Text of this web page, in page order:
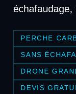
échafaudage,
PERCHE
SANS
DRONE
DEVIS